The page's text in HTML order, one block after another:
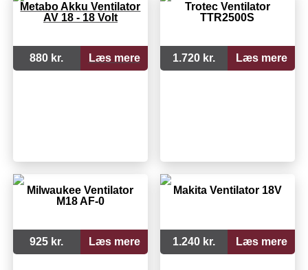
Metabo Akku Ventilator
AV 18 - 18 Volt
880 kr. Læs mere
Trotec Ventilator
TTR2500S
1.720 kr. Læs mere
Milwaukee Ventilator
M18 AF-0
925 kr. Læs mere
Makita Ventilator 18V
1.240 kr. Læs mere